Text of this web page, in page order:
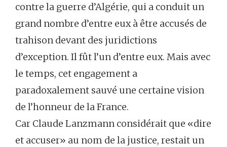
contre la guerre d’Algérie, qui a conduit un
grand nombre d’entre eux à être accusés de
trahison devant des juridictions
d’exception. Il fût l’un d’entre eux. Mais avec
le temps, cet engagement a
paradoxalement sauvé une certaine vision
de l’honneur de la France.
Car Claude Lanzmann considérait que «dire
et accuser» au nom de la justice, restait un